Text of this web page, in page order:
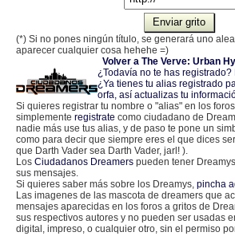
(*) Si no pones ningún título, se generará uno
aparecer cualquier cosa hehehe =)
Volver a The Verve: Urban
¿Todavía no te has
¿Ya tienes tu alias registrado
orfa, así actualizas tu
Si quieres registrar tu nombre o "alias" en los
simplemente registrate como ciudadano de
nadie más use tus alias, y de paso te pone un
como para decir que siempre eres el que dices
que Darth Vader sea Darth Vader, jarl! ).
Los Ciudadanos Dreamers pueden tener
sus mensajes.
Si quieres saber más sobre los Dreamys, pincha
Las imagenes de las mascota de dreamers que
mensajes aparecidas en los foros a gritos de
sus respectivos autores y no pueden ser usadas
digital, impreso, o cualquier otro, sin el permiso